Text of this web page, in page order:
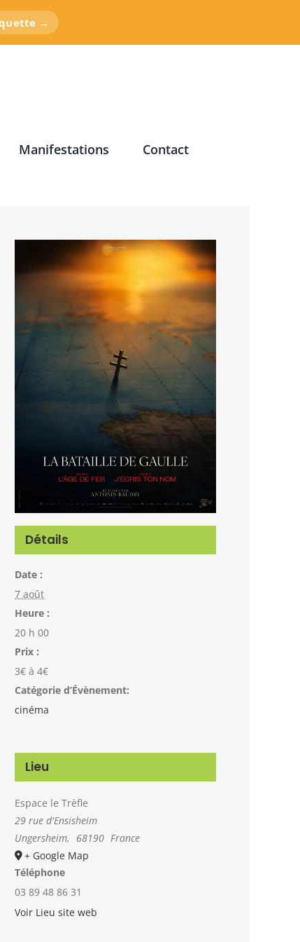
→
Manifestations Contact
Détails
Date :
7 août
Heure :
20 h 00
Prix :
3€ à 4€
Catégorie d’Évènement:
cinéma
Lieu
Espace le Trèfle
29 rue d'Ensisheim
Ungersheim, 68190 France
+ Google Map
Téléphone
03 89 48 86 31
Voir Lieu site web